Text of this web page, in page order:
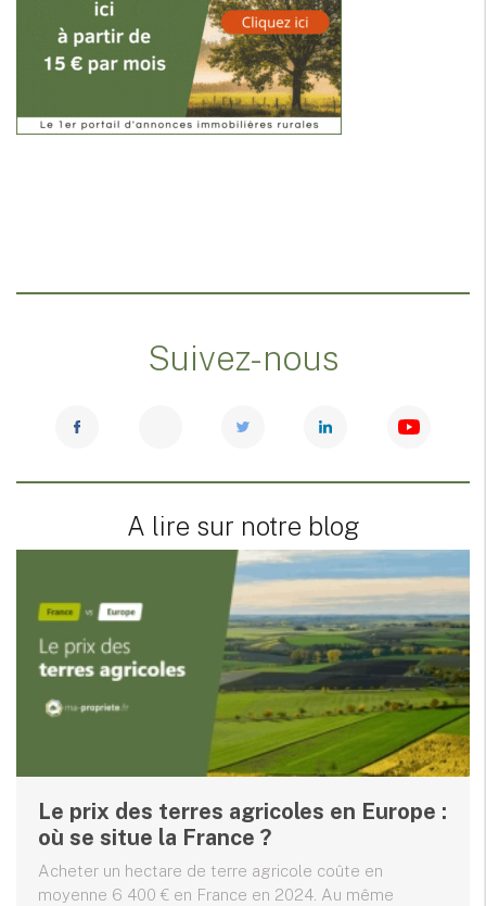
Suivez-nous
A lire sur notre blog
Le prix des terres agricoles en Europe :
où se situe la France ?
Acheter un hectare de terre agricole coûte en
moyenne 6 400 € en France en 2024. Au même